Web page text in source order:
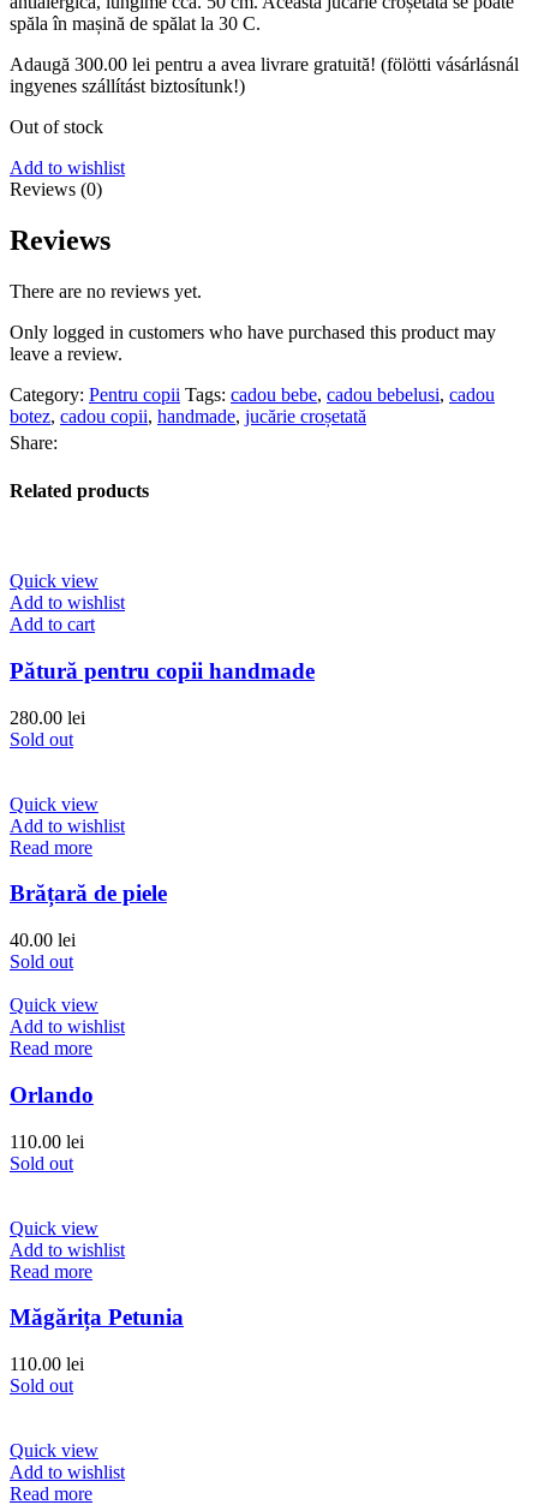
spăla în mașină de spălat la 30 C.
Adaugă 300.00 lei pentru a avea livrare gratuită! (fölötti vásárlásnál
ingyenes szállítást biztosítunk!)
Out of stock
Add to wishlist
Reviews (0)
Reviews
There are no reviews yet.
Only logged in customers who have purchased this product may
leave a review.
Category: Pentru copii Tags: cadou bebe, cadou bebelusi, cadou
botez, cadou copii, handmade, jucărie croșetată
Share:
Related products
Quick view
Add to wishlist
Add to cart
Pătură pentru copii handmade
280.00 lei
Sold out
Quick view
Add to wishlist
Read more
Brățară de piele
40.00 lei
Sold out
Quick view
Add to wishlist
Read more
Orlando
110.00 lei
Sold out
Quick view
Add to wishlist
Read more
Măgărița Petunia
110.00 lei
Sold out
Quick view
Add to wishlist
Read more